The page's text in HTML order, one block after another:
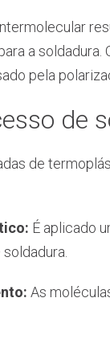
a
pela
de
de
É aplicado
As